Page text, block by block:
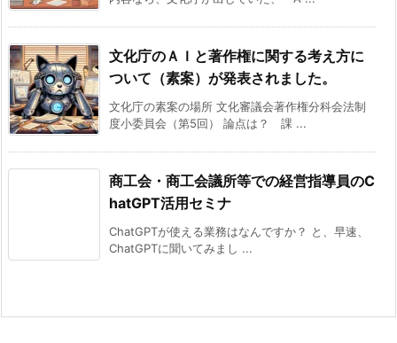
文化庁のＡＩと著作権に関する考え方に
ついて（素案）が発表されました。
文化庁の素案の場所 文化審議会著作権分科会法制
度小委員会（第5回） 論点は？ 課 ...
商工会・商工会議所等での経営指導員のC
hatGPT活用セミナ
ChatGPTが使える業務はなんですか？ と、早速、
ChatGPTに聞いてみまし ...